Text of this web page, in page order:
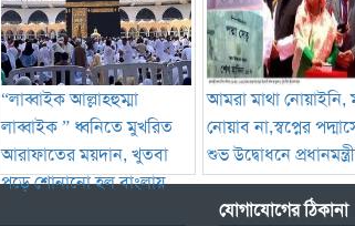
“লাব্বাইক আল্লাহহুম্মা
লাব্বাইক ” ধ্বনিতে মুখরিত
আরাফাতের ময়দান, খুতবা
পড়ে শোনানো হল বাংলায়
আমরা মাথা নোয়াইনি,
নোয়াব না,স্বপ্নের
শুভ উদ্বোধনে প্রধানমন্ত্রী
যোগাযোগের ঠিকানা